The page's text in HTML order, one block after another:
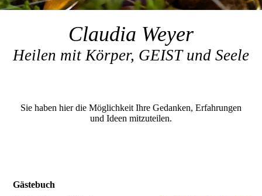
Claudia Weyer
Heilen mit Körper, GEIST und Seele
Sie haben hier die Möglichkeit Ihre Gedanken, Erfahrungen
und Ideen mitzuteilen.
Gästebuch